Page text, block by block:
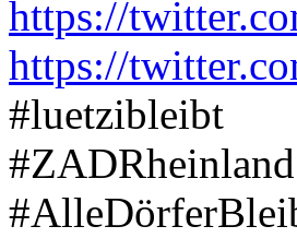
https://
https://
#luetzibleibt
#ZADRheinland